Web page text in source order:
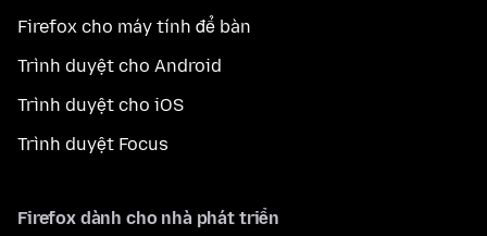
Firefox cho máy tính để bàn
Trình duyệt cho Android
Trình duyệt cho iOS
Trình duyệt Focus
Firefox dành cho nhà phát triển